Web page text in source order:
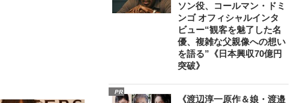
ソン役、コールマン・ドミ
ンゴ オフィシャルインタ
ビュー“観客を魅了した名
優、複雑な父親像への想い
を語る”《日本興収70億円
突破》
PR
《渡辺淳一原作＆娘・渡邉